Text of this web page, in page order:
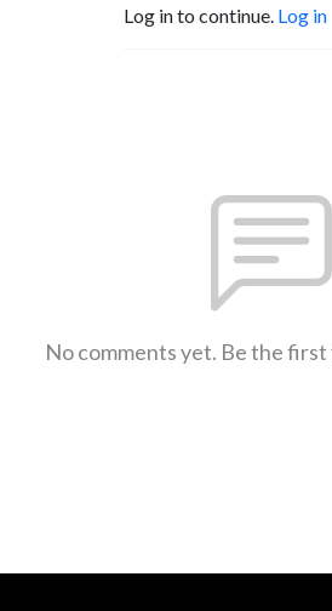
Log in to continue. Log in
No comments yet. Be the